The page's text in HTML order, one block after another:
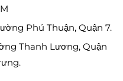
Phú Thuận, Quận 7.
Thanh Lương, Quận